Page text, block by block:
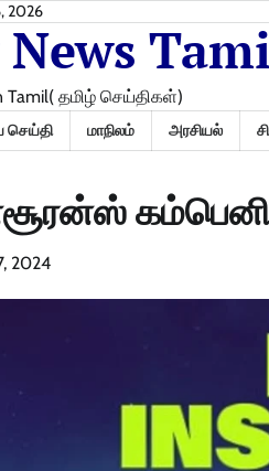
2026
Tamil( தமிழ் செய்திகள்)
செய்தி மாநிலம் அரசியல்
கம்பெனி
2024